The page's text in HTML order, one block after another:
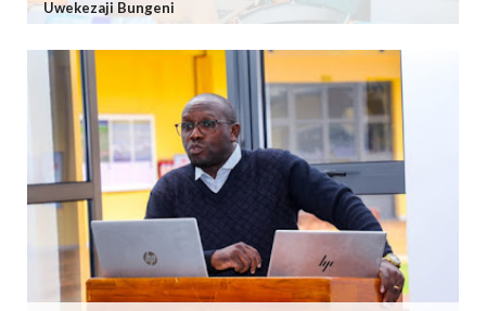
Uwekezaji Bungeni